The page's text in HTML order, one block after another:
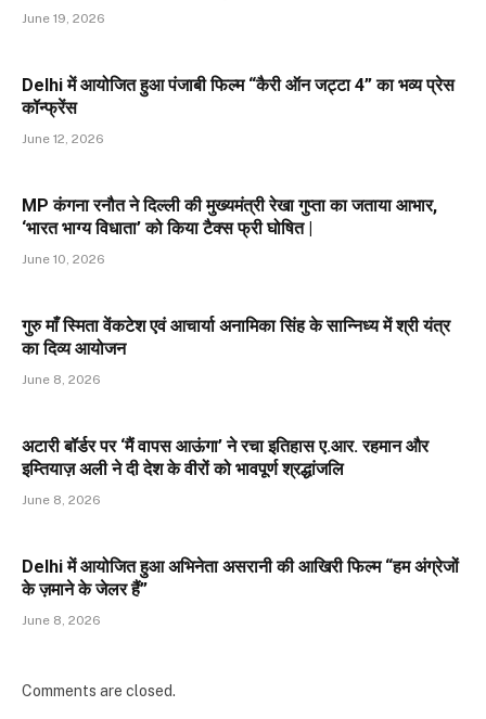
June 19, 2026
Delhi में आयोजित हुआ पंजाबी फिल्म “कैरी ऑन जट्टा 4” का भव्य प्रेस
कॉन्फ्रेंस
June 12, 2026
MP कंगना रनौत ने दिल्ली की मुख्यमंत्री रेखा गुप्ता का जताया आभार,
‘भारत भाग्य विधाता’ को किया टैक्स फ्री घोषित |
June 10, 2026
गुरु माँ स्मिता वेंकटेश एवं आचार्या अनामिका सिंह के सान्निध्य में श्री यंत्र
का दिव्य आयोजन
June 8, 2026
अटारी बॉर्डर पर ‘मैं वापस आऊंगा’ ने रचा इतिहास ए.आर. रहमान और
इम्तियाज़ अली ने दी देश के वीरों को भावपूर्ण श्रद्धांजलि
June 8, 2026
Delhi में आयोजित हुआ अभिनेता असरानी की आखिरी फिल्म “हम अंग्रेजों
के ज़माने के जेलर हैं”
June 8, 2026
Comments are closed.